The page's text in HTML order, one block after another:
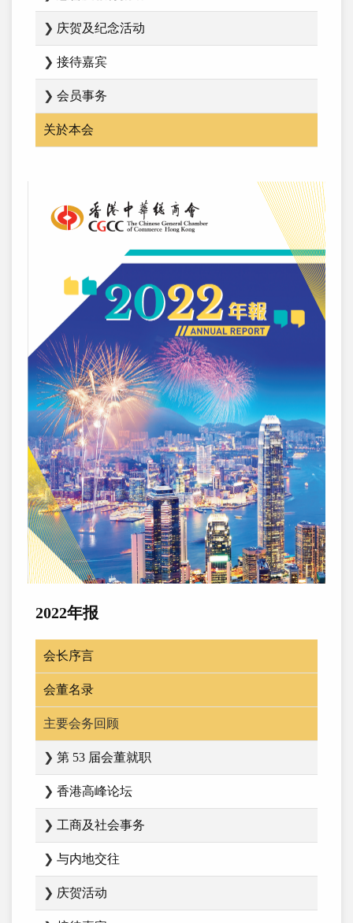
❯ 庆贺及纪念活动
❯ 接待嘉宾
❯ 会员事务
关於本会
2022年报
会长序言
会董名录
主要会务回顾
❯ 第 53 届会董就职
❯ 香港高峰论坛
❯ 工商及社会事务
❯ 与内地交往
❯ 庆贺活动